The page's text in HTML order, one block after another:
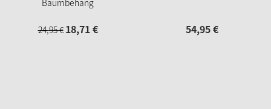
Baumbehang
24,95€ 18,71€ 54,95€